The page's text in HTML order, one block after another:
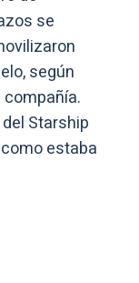
se
según
Starship
estaba